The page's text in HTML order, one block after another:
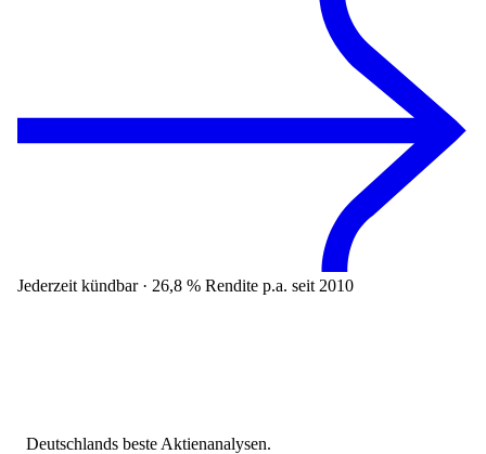
Jederzeit kündbar · 26,8 % Rendite p.a. seit 2010
Deutschlands beste Aktienanalysen.